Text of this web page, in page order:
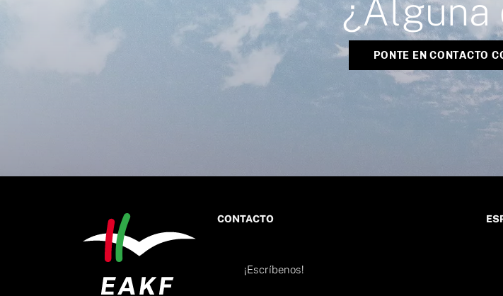
¿Alguna
PONTE EN CONTACTO
CONTACTO
¡Escríbenos!